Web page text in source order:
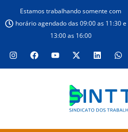
Estamos trabalhando somente com
horário agendado das 09:00 as 11:30 e
13:00 as 16:00